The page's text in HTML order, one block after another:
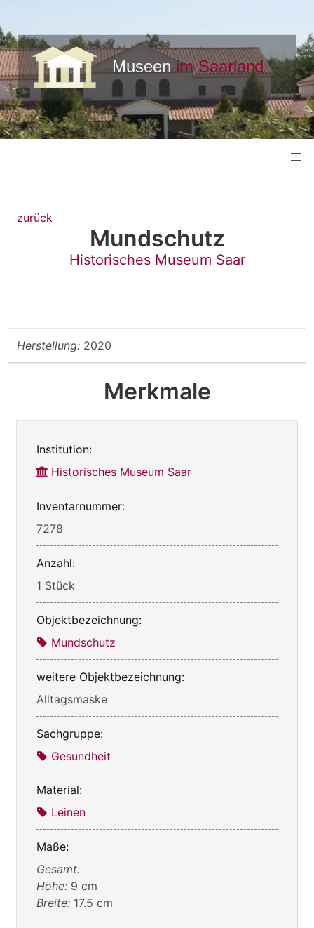
zurück
Mundschutz
Historisches Museum Saar
Herstellung: 2020
Merkmale
Institution:
Historisches Museum Saar
Inventarnummer:
7278
Anzahl:
1 Stück
Objektbezeichnung:
Mundschutz
weitere Objektbezeichnung:
Alltagsmaske
Sachgruppe:
Gesundheit
Material:
Leinen
Maße:
Gesamt:
Höhe: 9 cm
Breite: 17.5 cm